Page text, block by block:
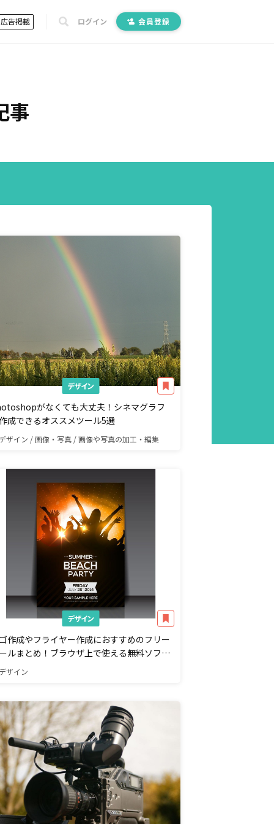
広告掲載 ログイン 会員登録
事
デザイン
がなくても大丈夫！シネマグラフ
成できるオススメツール5選
デザイン / 画像・写真 / 画像や写真の加工・編集
デザイン
作成やフライヤー作成におすすめのフリー
ルまとめ！ブラウザ上で使える無料ソフト
介（Win/Mac）
デザイン